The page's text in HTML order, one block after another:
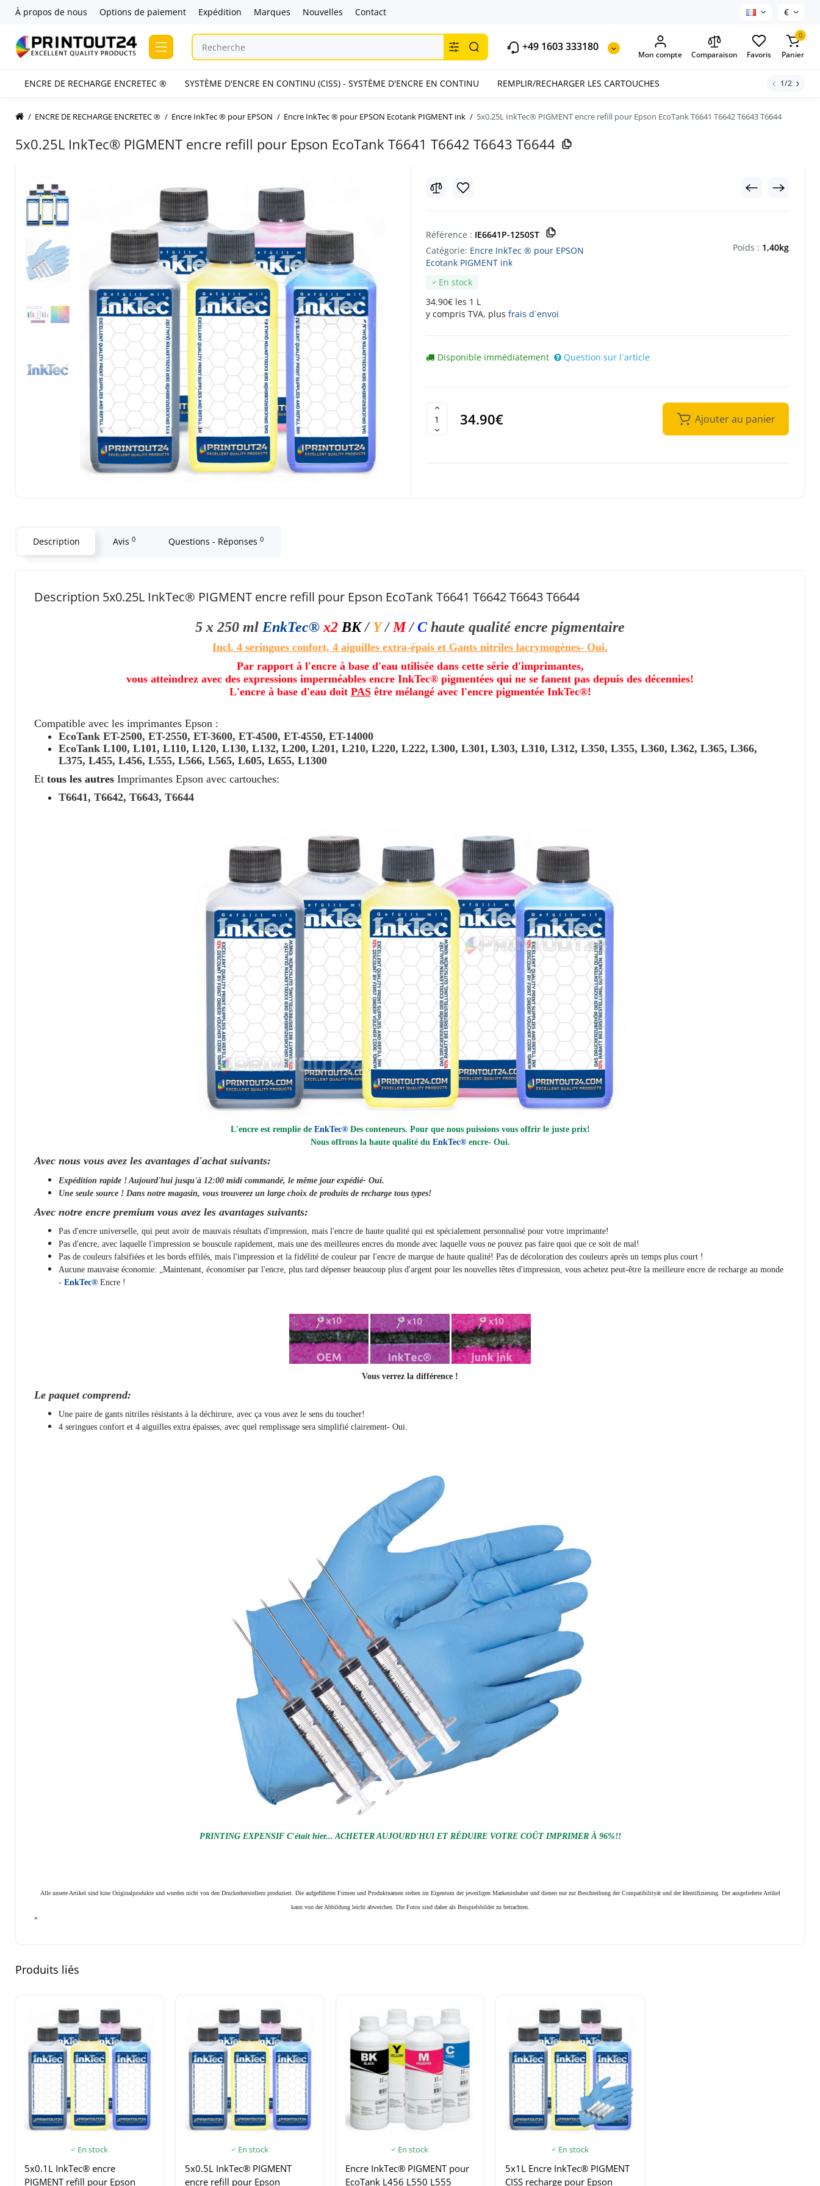
À propos de nous Options de paiement Expédition Marques Nouvelles Contact €
+49 1603 333180
Mon compte Comparaison Favoris
0
Panier
ENCRE DE RECHARGE ENCRETEC ® SYSTÈME D'ENCRE EN CONTINU (CISS) - SYSTÈME D'ENCRE EN CONTINU REMPLIR/RECHARGER LES CARTOUCHES 1/2
ENCRE DE RECHARGE ENCRETEC ® Encre InkTec ® pour EPSON Encre InkTec ® pour EPSON Ecotank PIGMENT ink 5x0.25L InkTec® PIGMENT encre refill pour Epson EcoTank T6641 T6642 T6643 T6644
5x0.25L InkTec® PIGMENT encre refill pour Epson EcoTank T6641 T6642 T6643 T6644
Référence : IE6641P-1250ST
Catégorie: Encre InkTec ® pour EPSON
Ecotank PIGMENT ink
En stock
34.90€ les 1 L
y compris TVA, plus frais d`envoi
Poids : 1,40kg
Disponible immédiatement Question sur l`article
34.90€ Ajouter au panier
Description Avis 0 Questions - Réponses 0
Description 5x0.25L InkTec® PIGMENT encre refill pour Epson EcoTank T6641 T6642 T6643 T6644
5 x 250 ml EnkTec® x2 BK/Y/M/Chaute qualitéencre pigmentaire
Incl. 4 seringues confort, 4 aiguilles extra-épais et Gants nitriles lacrymogènes- Oui.
Par rapport à l'encre à base d'eau utilisée dans cette série d'imprimantes,
vous atteindrez avec des expressions imperméables encre InkTec® pigmentées qui ne se fanent pas depuis des décennies!
L'encre à base d'eau doit PASêtre mélangé avec l'encre pigmentée InkTec®!
Compatible avec les imprimantes Epson :
EcoTank ET-2500, ET-2550, ET-3600, ET-4500, ET-4550, ET-14000
EcoTank L100, L101, L110, L120, L130, L132, L200, L201, L210, L220, L222, L300, L301, L303, L310, L312, L350, L355, L360, L362, L365, L366,
L375, L455, L456, L555, L566, L565, L605, L655, L1300
Et tous les autres Imprimantes Epson avec cartouches:
T6641, T6642, T6643, T6644
L'encre est remplie de EnkTec® Des conteneurs. Pour que nous puissions vous offrir le juste prix!
Nous offrons la haute qualité du EnkTec®encre- Oui.
Avec nous vous avez les avantages d'achat suivants:
Expédition rapide ! Aujourd'hui jusqu'à 12:00 midi commandé, le même jourexpédié- Oui.
Une seule source ! Dans notre magasin, vous trouverez un large choix de produits de recharge tous types!
Avec notre encre premium vous avez les avantages suivants:
Pas d'encre universelle, qui peut avoir de mauvais résultats d'impression, mais l'encre de haute qualité qui est spécialement personnalisé pour votre imprimante!
Pas d'encre, avec laquelle l'impression se bouscule rapidement, mais une des meilleures encres du monde avec laquelle vous ne pouvez pas faire quoi que ce soit de mal!
Pas de couleurs falsifiées et les bords effilés, mais l'impression et la fidélité de couleur par l'encre de marque de haute qualité! Pas de décoloration des couleurs après un temps plus court !
Aucune mauvaise économie: „Maintenant, économiser par l'encre, plus tard dépenser beaucoup plus d'argent pour les nouvelles têtes d'impression, vous achetez peut-être la meilleure encre de recharge au monde
- EnkTec® Encre !
Vous verrez la différence !
Le paquet comprend:
Une paire de gants nitriles résistants à la déchirure, avec ça vous avez le sens du toucher!
4 seringues confort et 4 aiguilles extra épaisses, avec quel remplissage sera simplifié clairement- Oui.
PRINTING EXPENSIF C'était hier... ACHETER AUJOURD'HUI ET RÉDUIRE VOTRE COÛT IMPRIMER À 96%!!
Alle unsere Artikel sind kine Originalprodukte und wurden nicht von den Druckerherstellern produziert. Die aufgeführten Firmen und Produktnamen stehen im Eigentum der jeweiligen Markeninhaber und dienen nur zur Beschreibung der Compatibilityät und der Identifizierung. Der ausgelieferte Artikel
kann von der Abbildung leicht abweichen. Die Fotos sind daher als Beispielsbilder zu betrachten.
"
Produits liés
En stock
5x0.1L InkTec® encre
PIGMENT refill pour Epson
En stock
5x0.5L InkTec® PIGMENT
encre refill pour Epson
En stock
Encre InkTec® PIGMENT pour
EcoTank L456 L550 L555
En stock
5x1L Encre InkTec® PIGMENT
CISS recharge pour Epson